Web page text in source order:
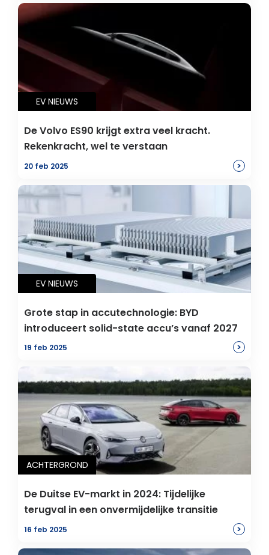
EV NIEUWS
De Volvo ES90 krijgt extra veel kracht.
Rekenkracht, wel te verstaan
20 feb 2025 >
EV NIEUWS
Grote stap in accutechnologie: BYD
introduceert solid-state accu’s vanaf 2027
19 feb 2025 >
ACHTERGROND
De Duitse EV-markt in 2024: Tijdelijke
terugval in een onvermijdelijke transitie
16 feb 2025 >